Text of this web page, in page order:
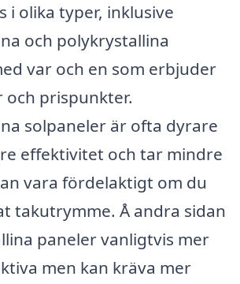
i olika typer, inklusive
och polykrystallina
var och en som erbjuder
och prispunkter.
solpaneler är ofta dyrare
effektivitet och tar mindre
vara fördelaktigt om du
takutrymme. Å andra sidan
paneler vanligtvis mer
men kan kräva mer